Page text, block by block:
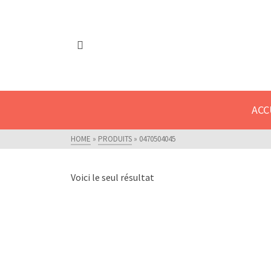
HOME » PRODUITS » 0470504045
Voici le seul résultat